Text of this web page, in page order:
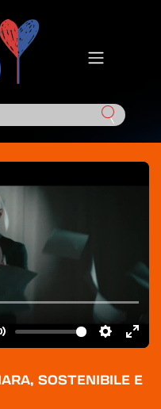
SOSTENIBILE E